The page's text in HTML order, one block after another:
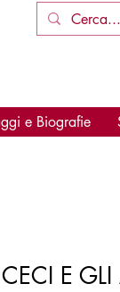
e Biografie
E GLI